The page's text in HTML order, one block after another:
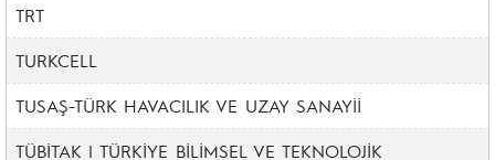
TRT
TURKCELL
TUSAŞ-TÜRK HAVACILIK VE UZAY SANAYİİ
TÜBİTAK | TÜRKİYE BİLİMSEL VE TEKNOLOJİK